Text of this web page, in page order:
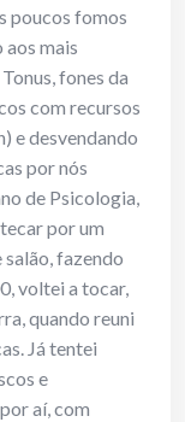
poucos fomos
mais
fones da
com recursos
e desvendando
por nós
de Psicologia,
por um
salão, fazendo
voltei a tocar,
quando reuni
Já tentei
e
aí, com